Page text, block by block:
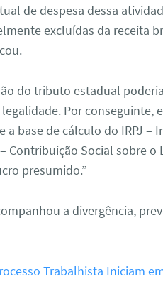
de despesa dessa
excluídas da receita
do tributo estadual
Por conseguinte,
a base de cálculo do IRPJ –
Contribuição Social sobre
presumido.”
a divergência,
Trabalhista Iniciam